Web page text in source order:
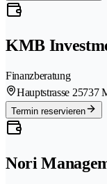
KMB
Finanzberatung
Hauptstrasse 25737
Termin reservieren
Nori